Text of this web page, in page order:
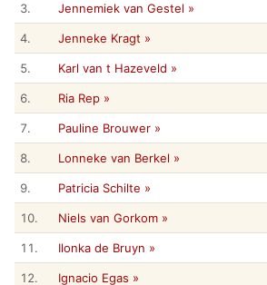
3. Jennemiek van Gestel »
4. Jenneke Kragt »
5. Karl van t Hazeveld »
6. Ria Rep »
7. Pauline Brouwer »
8. Lonneke van Berkel »
9. Patricia Schilte »
10. Niels van Gorkom »
11. Ilonka de Bruyn »
12. Ignacio Egas »